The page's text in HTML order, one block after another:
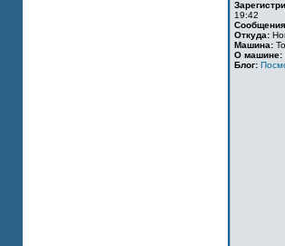
19:42
Откуда:
Машина:
О машине:
Блог: